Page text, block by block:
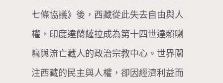
七條協議》後，西藏從此失去自由與人
權，印度達蘭薩拉成為第十四世達賴喇
嘛與流亡藏人的政治宗教中心。世界關
注西藏的民主與人權，卻因經濟利益而